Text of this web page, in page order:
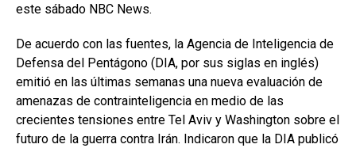
este sábado NBC News.
De acuerdo con las fuentes, la Agencia de Inteligencia de
Defensa del Pentágono (DIA, por sus siglas en inglés)
emitió en las últimas semanas una nueva evaluación de
amenazas de contrainteligencia en medio de las
crecientes tensiones entre Tel Aviv y Washington sobre el
futuro de la guerra contra Irán. Indicaron que la DIA publicó